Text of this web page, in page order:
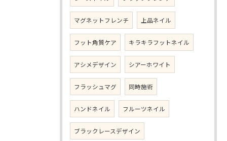
マグネットフレンチ 上品ネイル
フット角質ケア キラキラフットネイル
アシメデザイン シアーホワイト
フラッシュマグ 同時施術
ハンドネイル フルーツネイル
ブラックレースデザイン